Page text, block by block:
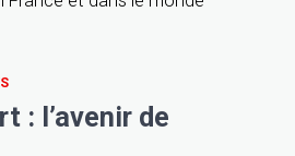
: l’avenir de